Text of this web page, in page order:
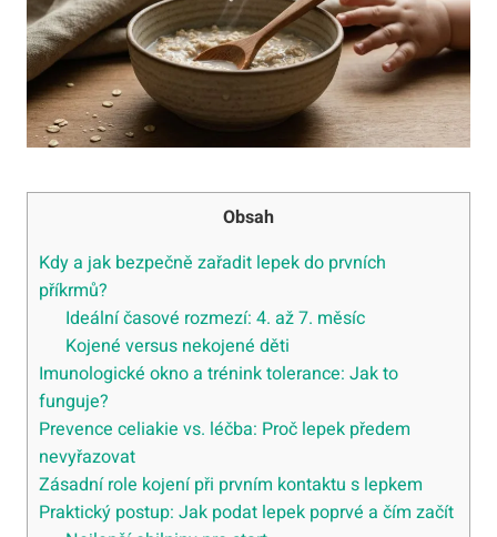
Obsah
Kdy a jak bezpečně zařadit lepek do prvních
příkrmů?
Ideální časové rozmezí: 4. až 7. měsíc
Kojené versus nekojené děti
Imunologické okno a trénink tolerance: Jak to
funguje?
Prevence celiakie vs. léčba: Proč lepek předem
nevyřazovat
Zásadní role kojení při prvním kontaktu s lepkem
Praktický postup: Jak podat lepek poprvé a čím začít